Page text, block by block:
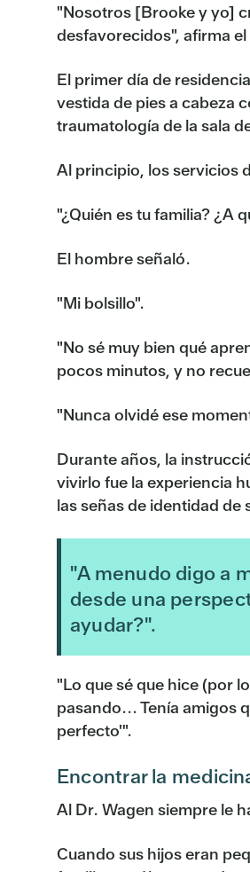
"Nosotros [Brooke y yo]
desfavorecidos", afirma
El primer día de
vestida de pies a cabeza
traumatología de la sala
Al principio, los servicios
"¿Quién es tu familia? ¿A
El hombre señaló.
"Mi bolsillo".
"No sé muy bien qué
pocos minutos, y no
"Nunca olvidé ese
Durante años, la
vivirlo fue la experiencia
las señas de identidad de
"A menudo digo a
desde una
ayudar?".
"Lo que sé que hice (por
pasando... Tenía amigos
perfecto'".
Encontrar la
Al Dr. Wagen siempre le
Cuando sus hijos eran